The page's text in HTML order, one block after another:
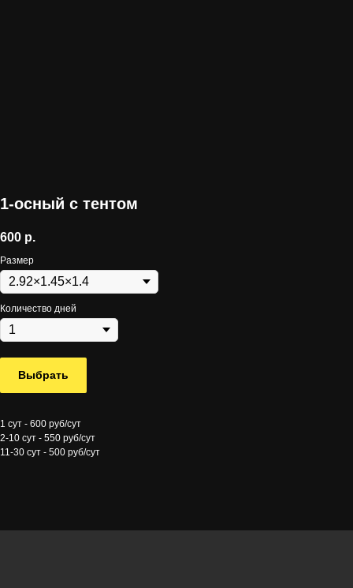
1-осный с тентом
600 р.
Размер
Количество дней
Выбрать
1 сут - 600 руб/сут
2-10 сут - 550 руб/сут
11-30 сут - 500 руб/сут